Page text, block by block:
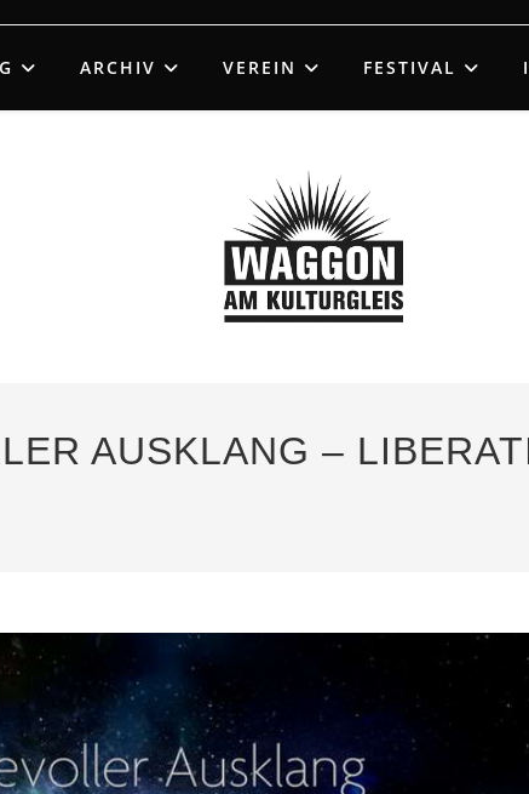
ARCHIV VEREIN FESTIVAL
AUSKLANG –